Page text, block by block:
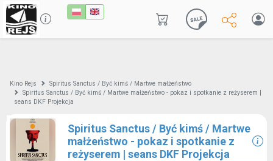
Kino Rejs
Spiritus Sanctus / Być kimś / Martwe małżeństwo
Spiritus Sanctus / Być kimś / Martwe małżeństwo - pokaz i spotkanie z reżyserem |
seans DKF Projekcja
Spiritus Sanctus / Być kimś / Martwe
małżeństwo - pokaz i spotkanie z
reżyserem | seans DKF Projekcja